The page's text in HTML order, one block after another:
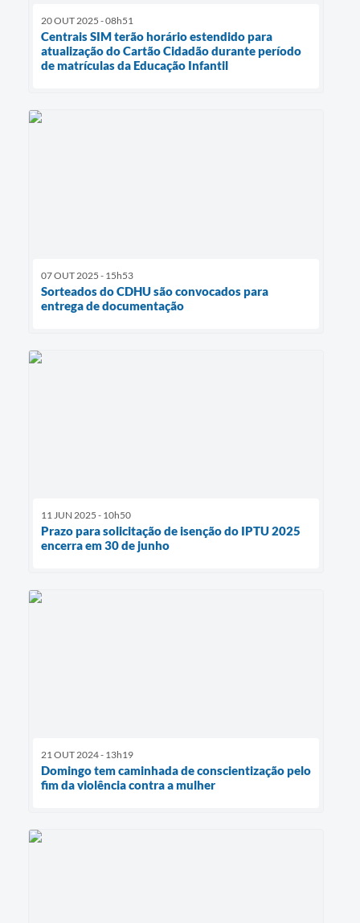
20 OUT 2025 - 08h51
Centrais SIM terão horário estendido para
atualização do Cartão Cidadão durante período
de matrículas da Educação Infantil
07 OUT 2025 - 15h53
Sorteados do CDHU são convocados para
entrega de documentação
11 JUN 2025 - 10h50
Prazo para solicitação de isenção do IPTU 2025
encerra em 30 de junho
21 OUT 2024 - 13h19
Domingo tem caminhada de conscientização pelo
fim da violência contra a mulher